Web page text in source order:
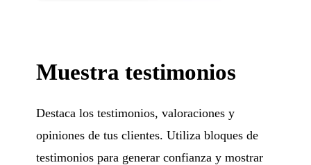
Muestra testimonios
Destaca los testimonios, valoraciones y
opiniones de tus clientes. Utiliza bloques de
testimonios para generar confianza y mostrar